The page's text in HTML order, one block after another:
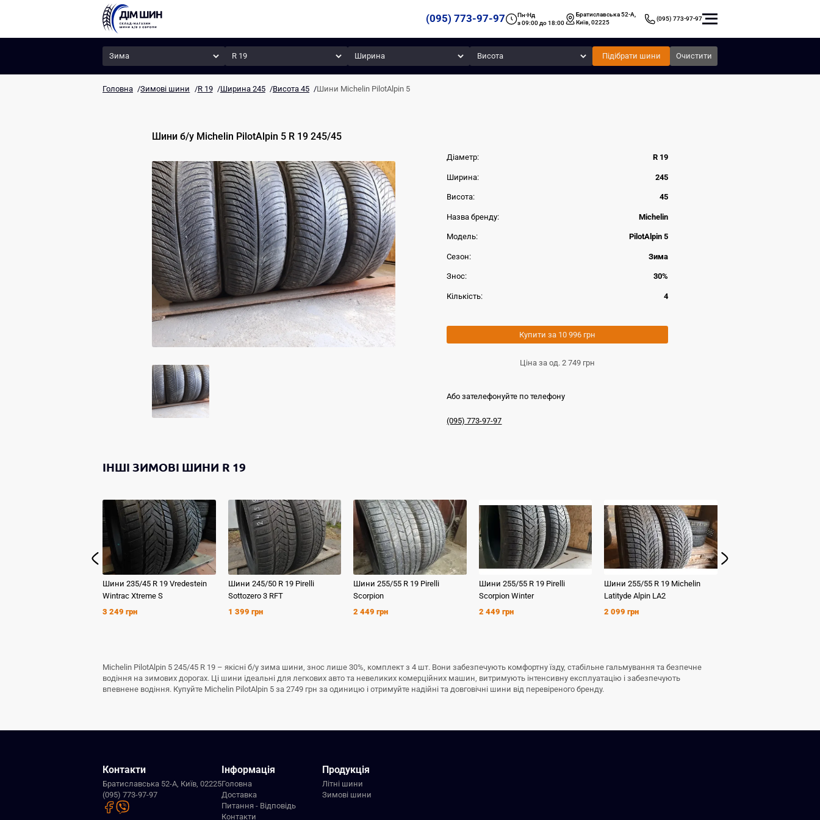
(095) 773-97-97
Пн-Нд
з 09:00 до 18:00
Братиславська 52-А,
Київ, 02225
(095) 773-97-97
Сезон Радіус Ширина Висота
Підібрати шини Очистити
Головна /Зимові шини /R 19 /Ширина 245 /Висота 45 /Шини Michelin PilotAlpin 5
Шини б/у Michelin PilotAlpin 5 R 19 245/45
Діаметр: R 19
Ширина: 245
Висота: 45
Назва бренду: Michelin
Модель: PilotAlpin 5
Сезон: Зима
Знос: 30%
Кількість: 4
Купити за 10 996 грн
Ціна за од.2 749 грн
Або зателефонуйте по телефону
(095) 773-97-97
ІНШІЗИМОВІ ШИНИ R 19
Шини 235/45 R 19 Vredestein
Wintrac Xtreme S
3 249 грн
Шини 245/50 R 19 Pirelli
Sottozero 3 RFT
1 399 грн
Шини255/55 R 19 Pirelli
Scorpion
2 449 грн
Шини 255/55 R 19 Pirelli
Scorpion Winter
2 449 грн
Шини255/55 R 19 Michelin
Latityde Alpin LA2
2 099 грн
Michelin PilotAlpin 5 245/45 R 19 – якісні б/у зима шини, знос лише 30%, комплект з 4 шт. Вони забезпечують комфортну їзду, стабільне гальмування та безпечне
водіння на зимових дорогах. Ці шини ідеальні для легкових авто та невеликих комерційних машин, витримують інтенсивну експлуатацію і забезпечують
впевнене водіння. Купуйте Michelin PilotAlpin 5 за 2749 грн за одиницю і отримуйте надійні та довговічні шини від перевіреного бренду.
Контакти
Братиславська 52-А, Київ, 02225
(095) 773-97-97
Інформація
Головна
Доставка
Питання - Відповідь
Контакти
Продукція
Літні шини
Зимові шини